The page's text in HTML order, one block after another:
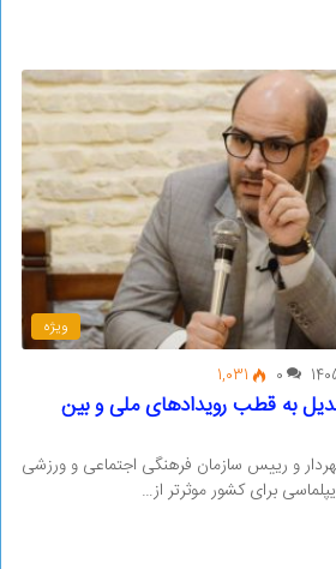
ویژه
0
1,031
به قطب رویدادهای ملی و بین
و رییس سازمان فرهنگی اجتماعی و ورزشی
برای کشور موثرتر از…